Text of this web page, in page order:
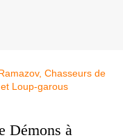
Démons à